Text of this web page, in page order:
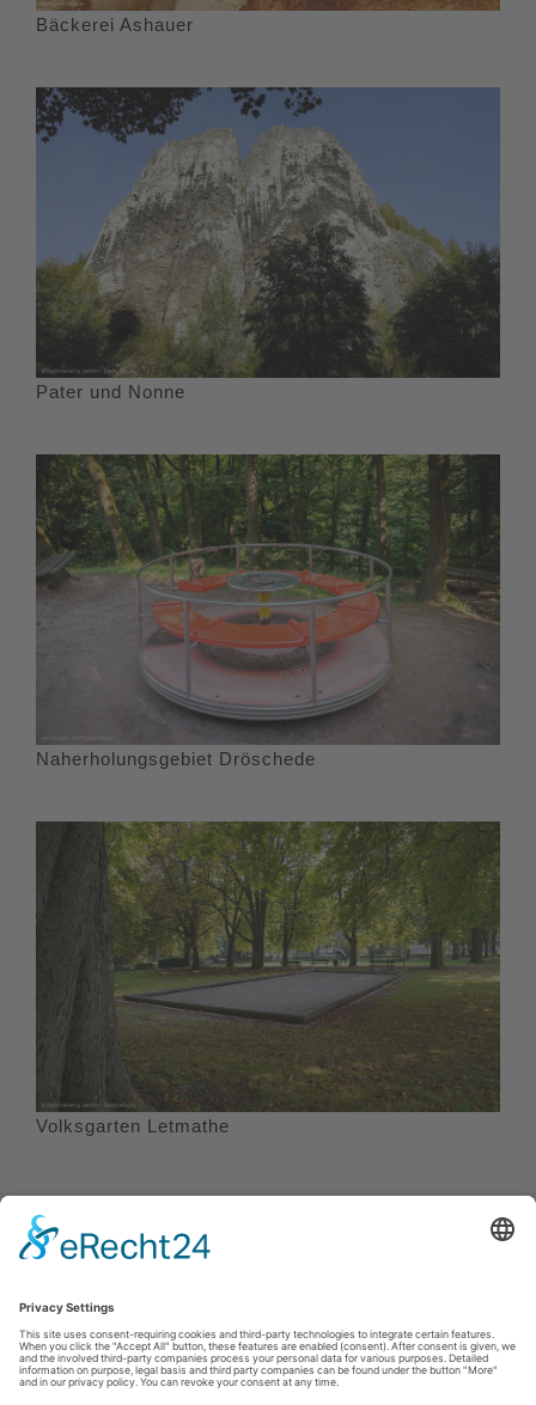
Bäckerei Ashauer
Pater und Nonne
Naherholungsgebiet Dröschede
Volksgarten Letmathe